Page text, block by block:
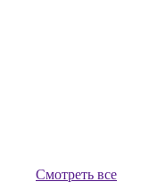
Смотреть все